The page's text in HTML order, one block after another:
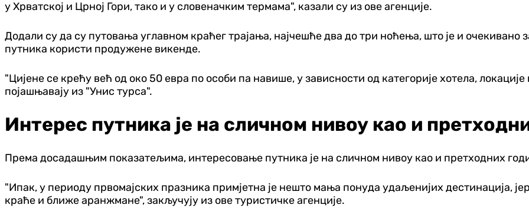
у Хрватској и Црној Гори, тако и у словеначким термама", казали су из ове агенције.
Додали су да су путовања углавном краћег трајања, најчешће два до три ноћења, што је и
путника користи продужене викенде.
"Цијене се крећу већ од око 50 евра по особи па навише, у зависности од категорије хотела,
појашњавају из "Унис турса".
Интерес путника је на сличном нивоу као и
Према досадашњим показатељима, интересовање путника је на сличном нивоу као и претходних
"Ипак, у периоду првомајских празника примјетна је нешто мања понуда удаљенијих дестинација,
краће и ближе аранжмане", закључују из ове туристичке агенције.